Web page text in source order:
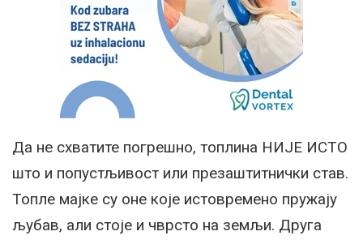
Да не схватите погрешно, топлина НИЈЕ ИСТО
што и попустљивост или презаштитнички став.
Топле мајке су оне које истовремено пружају
љубав, али стоје и чврсто на земљи. Друга